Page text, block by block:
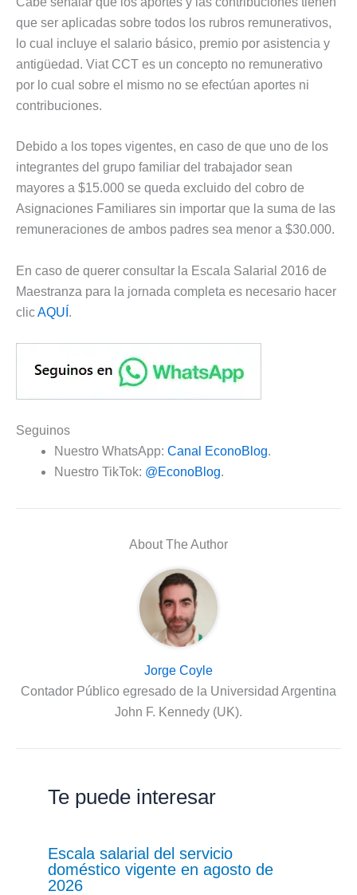
que ser aplicadas sobre todos los rubros remunerativos,
lo cual incluye el salario básico, premio por asistencia y
antigüedad. Viat CCT es un concepto no remunerativo
por lo cual sobre el mismo no se efectúan aportes ni
contribuciones.
Debido a los topes vigentes, en caso de que uno de los
integrantes del grupo familiar del trabajador sean
mayores a $15.000 se queda excluido del cobro de
Asignaciones Familiares sin importar que la suma de las
remuneraciones de ambos padres sea menor a $30.000.
En caso de querer consultar la Escala Salarial 2016 de
Maestranza para la jornada completa es necesario hacer
clicAQUÍ .
Seguinos
Nuestro WhatsApp: Canal EconoBlog.
Nuestro TikTok: @EconoBlog.
About The Author
Jorge Coyle
Contador Público egresado de la Universidad Argentina
John F. Kennedy (UK).
Te puede interesar
Escala salarial del servicio
doméstico vigente en agosto de
2026